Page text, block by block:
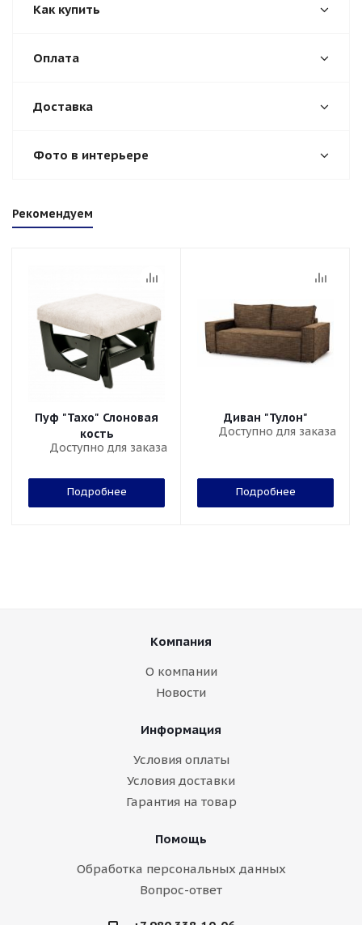
Как купить
Оплата
Доставка
Фото в интерьере
Рекомендуем
Пуф "Тахо" Слоновая
кость
Доступно для заказа
Подробнее
Диван "Тулон"
Доступно для заказа
Подробнее
Компания
О компании
Новости
Информация
Условия оплаты
Условия доставки
Гарантия на товар
Помощь
Обработка персональных данных
Вопрос-ответ